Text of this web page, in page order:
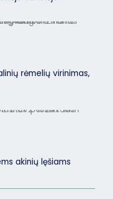
rėmelių virinimas,
akinių lęšiams